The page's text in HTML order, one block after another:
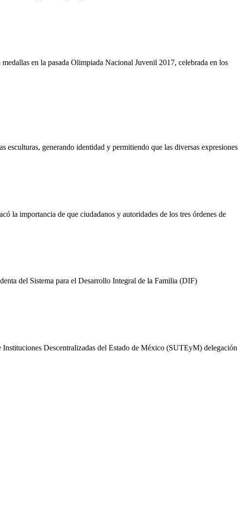
en la pasada Olimpiada Nacional Juvenil 2017, celebrada en los
esculturas, generando identidad y permitiendo que las diversas expresiones
la importancia de que ciudadanos y autoridades de los tres órdenes de
del Sistema para el Desarrollo Integral de la Familia (DIF)
Descentralizadas del Estado de México (SUTEyM) delegación